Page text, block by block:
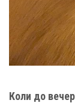
Коли до